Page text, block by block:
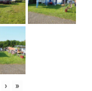
› »